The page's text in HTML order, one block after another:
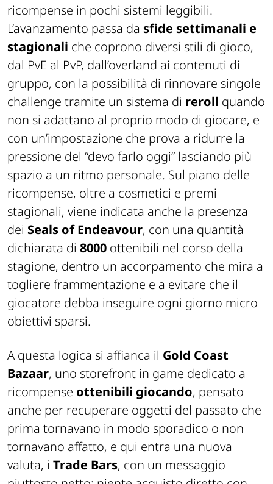
confusione e concentrare progressione e
ricompense in pochi sistemi leggibili.
L’avanzamento passa da sfide settimanali e
stagionaliche coprono diversi stili di gioco,
dal PvE al PvP, dall’overland ai contenuti di
gruppo, con la possibilità di rinnovare singole
challenge tramite un sistema direrollquando
non si adattano al proprio modo di giocare, e
con un’impostazione che prova a ridurre la
pressione del “devo farlo oggi” lasciando più
spazio a un ritmo personale. Sul piano delle
ricompense, oltre a cosmetici e premi
stagionali, viene indicata anche la presenza
deiSeals of Endeavour, con una quantità
dichiarata di8000ottenibili nel corso della
stagione, dentro un accorpamento che mira a
togliere frammentazione e a evitare che il
giocatore debba inseguire ogni giorno micro
A questa logica si affianca ilGold Coast
Bazaar, uno storefront in game dedicato a
ricompenseottenibili giocando , pensato
anche per recuperare oggetti del passato che
prima tornavano in modo sporadico o non
tornavano affatto, e qui entra una nuova